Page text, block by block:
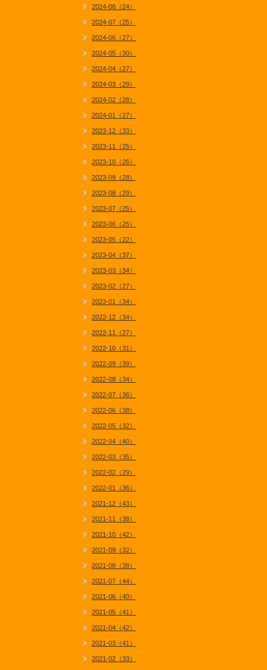
2024-08（24）
2024-07（25）
2024-06（27）
2024-05（30）
2024-04（27）
2024-03（29）
2024-02（28）
2024-01（27）
2023-12（33）
2023-11（25）
2023-10（26）
2023-09（28）
2023-08（29）
2023-07（25）
2023-06（25）
2023-05（22）
2023-04（37）
2023-03（34）
2023-02（27）
2023-01（34）
2022-12（34）
2022-11（27）
2022-10（31）
2022-09（39）
2022-08（34）
2022-07（36）
2022-06（38）
2022-05（32）
2022-04（40）
2022-03（35）
2022-02（29）
2022-01（36）
2021-12（43）
2021-11（38）
2021-10（42）
2021-09（32）
2021-08（38）
2021-07（44）
2021-06（40）
2021-05（41）
2021-04（42）
2021-03（41）
2021-02（33）